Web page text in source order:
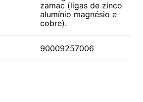
zamac (ligas de zinco
alumínio magnésio e
cobre).
90009257006